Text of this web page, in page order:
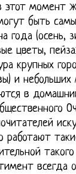
этот момент
быть
года (осень,
цветы,
крупных
и небольших
в
работают
всегда